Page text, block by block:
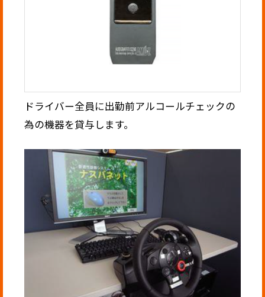
ドライバー全員に出勤前アルコールチェックの
為の機器を貸与します。